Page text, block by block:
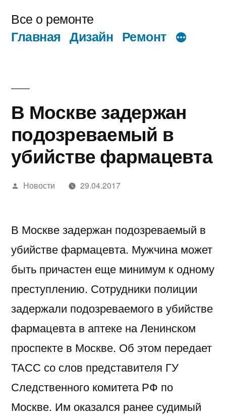
содержимому
Все о ремонте
Главная Дизайн Ремонт
В Москве задержан
подозреваемый в
убийстве фармацевта
Написано
Новости 29.04.2017
В Москве задержан подозреваемый в
убийстве фармацевта. Мужчина может
быть причастен еще минимум к одному
преступлению. Сотрудники полиции
задержали подозреваемого в убийстве
фармацевта в аптеке на Ленинском
проспекте в Москве. Об этом передает
ТАСС со слов представителя ГУ
Следственного комитета РФ по
Москве. Им оказался ранее судимый